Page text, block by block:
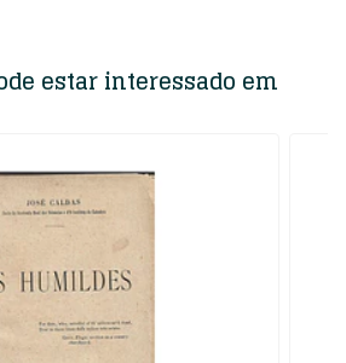
estar interessado em